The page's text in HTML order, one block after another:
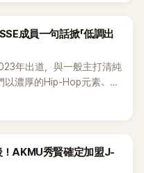
成員一句話掀「低調出
年出道，與一般主打清純
濃厚的Hip-Hop元素、自
MV也融入美式街頭、塗
代表之一。
AKMU秀賢確定加盟J-